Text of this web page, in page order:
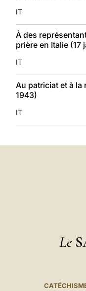
IT
À des
prière en Italie (17
IT
Au patriciat et à la
1943)
IT
Le